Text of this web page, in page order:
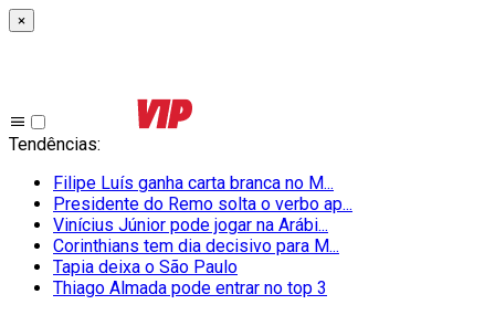
×
Tendências:
Filipe Luís ganha carta branca no M...
Presidente do Remo solta o verbo ap...
Vinícius Júnior pode jogar na Arábi...
Corinthians tem dia decisivo para M...
Tapia deixa o São Paulo
Thiago Almada pode entrar no top 3